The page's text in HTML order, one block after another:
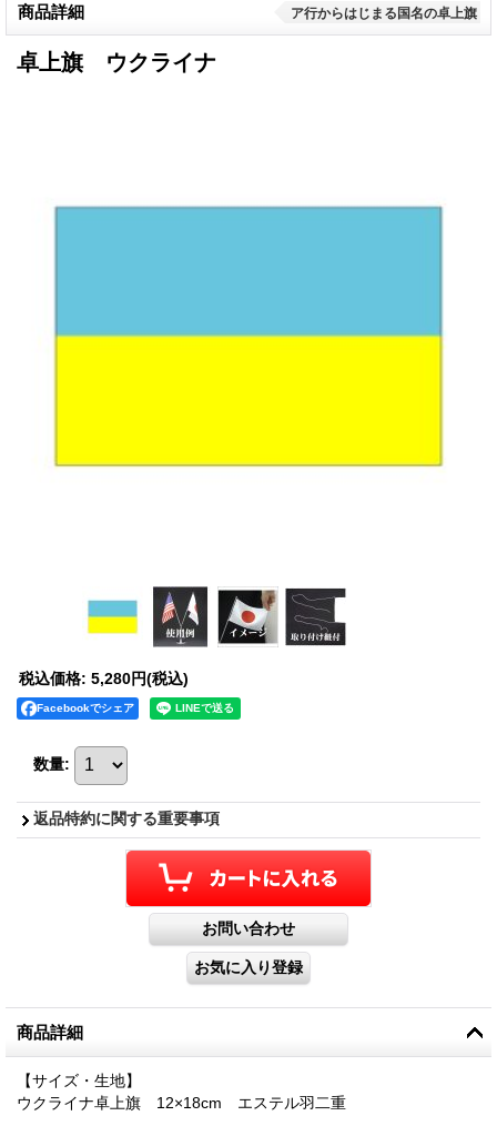
商品詳細 ア行からはじまる国名の卓上旗
卓上旗 ウクライナ
税込価格: 5,280円(税込)
Facebookでシェア
数量:
返品特約に関する重要事項
商品詳細
【サイズ・生地】
ウクライナ卓上旗 12×18cm エステル羽二重